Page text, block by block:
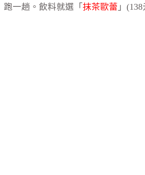
跑一趟。飲料就選「抹茶歐蕾 」